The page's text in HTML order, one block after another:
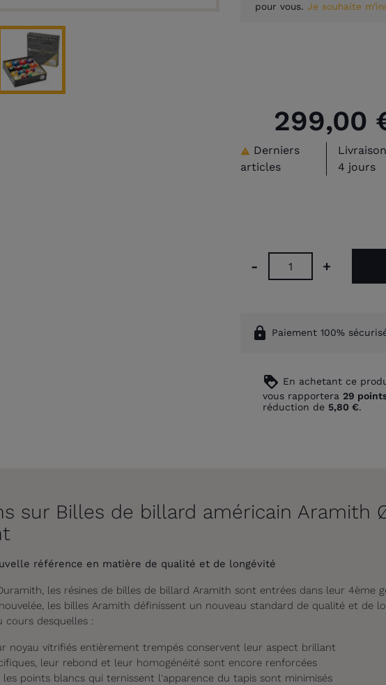
pour vous. Je souhaite
299,00
 Derniers
articles
4 jours
- +
lock Paiement 100%
loyalty En achetant ce
vous rapportera 29
réduction de 5,80 €.
sur Billes de billard américain Aramith
référence en matière de qualité et de longévité
les résines de billes de billard Aramith sont entrées dans leur 4ème
les billes Aramith définissent un nouveau standard de qualité et de
cours desquelles :
noyau vitrifiés entièrement trempés conservent leur aspect brillant
leur rebond et leur homogénéité sont encore renforcées
points blancs qui ternissent l'apparence du tapis sont minimisés